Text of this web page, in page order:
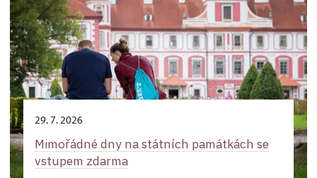
29. 7. 2026
Mimořádné dny na státních památkách se
vstupem zdarma